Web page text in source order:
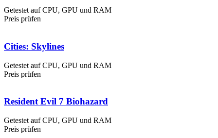
Getestet auf CPU, GPU und RAM
Preis prüfen
Cities: Skylines
Getestet auf CPU, GPU und RAM
Preis prüfen
Resident Evil 7 Biohazard
Getestet auf CPU, GPU und RAM
Preis prüfen